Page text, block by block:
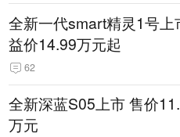
全新一代smart精灵1号上
益价14.99万元起
62
全新深蓝S05上市 售价
万元